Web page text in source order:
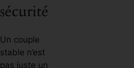
sécurité
Un couple
stable n’est
pas juste un